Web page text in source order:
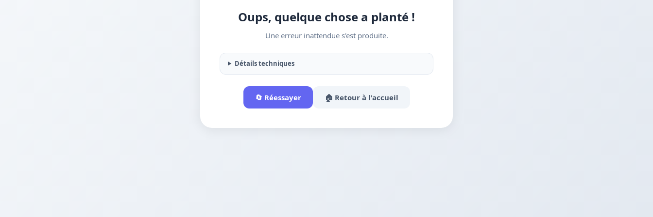
Oups, quelque chose a planté !
Une erreur inattendue s'est produite.
Détails techniques
🔄 Réessayer 🏠 Retour à l'accueil